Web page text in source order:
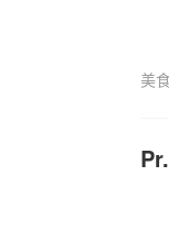
美